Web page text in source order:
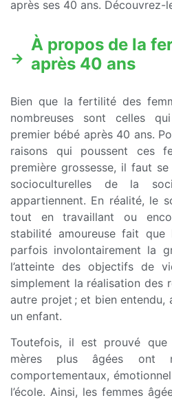
après ses 40 ans.
À propos de la
après 40 ans
Bien que la fertilité des
nombreuses sont celles
premier bébé après 40 ans.
raisons qui poussent ces
première grossesse, il faut
socioculturelles de la
appartiennent. En réalité, le
tout en travaillant ou
stabilité amoureuse fait que
parfois involontairement la
l’atteinte des objectifs de
simplement la réalisation des
autre projet ; et bien
un enfant.
Toutefois, il est prouvé
mères plus âgées ont
comportementaux,
l’école. Ainsi, les femmes